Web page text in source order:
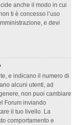
anche il modo in cui
ti è concesso l’uso
e devi
e indicano il numero di
alcuni utenti, ad
non puoi cambiare
Forum inviando
il tuo livello. La
comportamento e